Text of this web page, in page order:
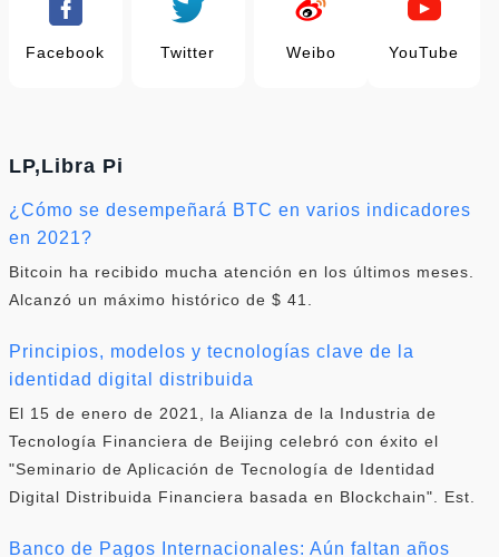
Facebook Twitter Weibo YouTube
LP,Libra Pi
¿Cómo se desempeñará BTC en varios indicadores
en 2021?
Bitcoin ha recibido mucha atención en los últimos meses.
Alcanzó un máximo histórico de $ 41.
Principios, modelos y tecnologías clave de la
identidad digital distribuida
El 15 de enero de 2021, la Alianza de la Industria de
Tecnología Financiera de Beijing celebró con éxito el
"Seminario de Aplicación de Tecnología de Identidad
Digital Distribuida Financiera basada en Blockchain". Est.
Banco de Pagos Internacionales: Aún faltan años